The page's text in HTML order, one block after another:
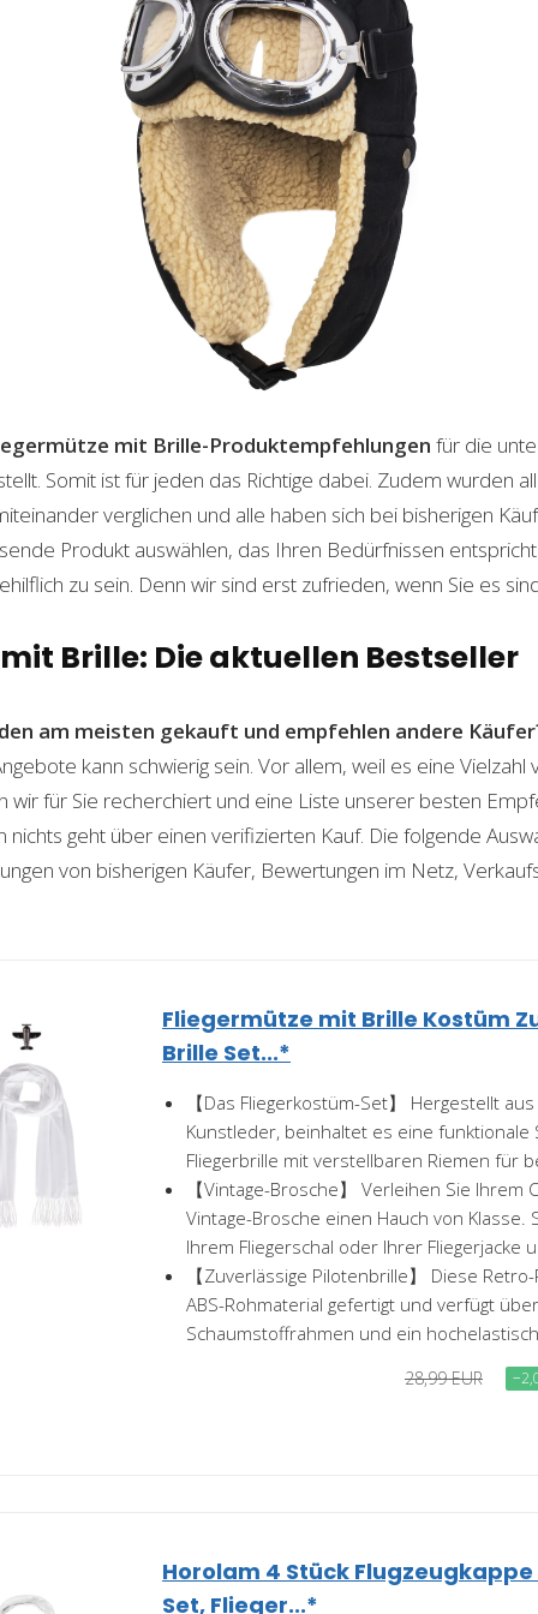
mit Brille-Produktempfehlungen für die
Somit ist für jeden das Richtige dabei. Zudem wurden
verglichen und alle haben sich bei bisherigen
Produkt auswählen, das Ihren Bedürfnissen
zu sein. Denn wir sind erst zufrieden, wenn Sie es
Brille: Die aktuellen Bestseller
am meisten gekauft und empfehlen andere
kann schwierig sein. Vor allem, weil es eine
wir für Sie recherchiert und eine Liste unserer besten
nichts geht über einen verifizierten Kauf. Die folgende
von bisherigen Käufer, Bewertungen im Netz,
Fliegermütze mit Brille Kostüm
Brille Set...*
【Das Fliegerkostüm-Set】 Hergestellt
Kunstleder, beinhaltet es eine funktionale
Fliegerbrille mit verstellbaren Riemen für
【Vintage-Brosche】 Verleihen Sie
Vintage-Brosche einen Hauch von Klasse.
Ihrem Fliegerschal oder Ihrer Fliegerjacke
【Zuverlässige Pilotenbrille】 Diese
ABS-Rohmaterial gefertigt und verfügt
Schaumstoffrahmen und ein
28,99 EUR
Horolam 4 Stück Flugzeugkappe
Set, Flieger...*